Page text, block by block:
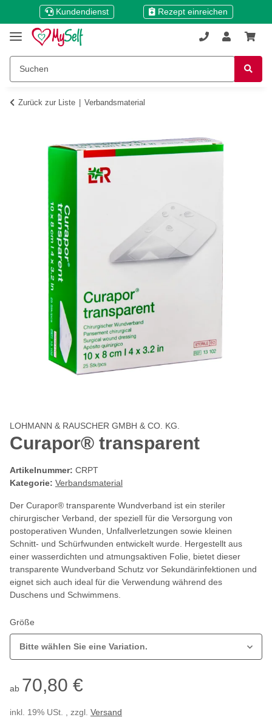
Kundendienst Rezept einreichen
Zurück zur Liste Verbandsmaterial
LOHMANN & RAUSCHER GMBH & CO. KG.
Curapor® transparent
Artikelnummer: CRPT
Kategorie: Verbandsmaterial
Der Curapor® transparente Wundverband ist ein steriler
chirurgischer Verband, der speziell für die Versorgung von
postoperativen Wunden, Unfallverletzungen sowie kleinen
Schnitt- und Schürfwunden entwickelt wurde. Hergestellt aus
einer wasserdichten und atmungsaktiven Folie, bietet dieser
transparente Wundverband Schutz vor Sekundärinfektionen und
eignet sich auch ideal für die Verwendung während des
Duschens und Schwimmens.
Größe
Bitte wählen Sie eine Variation.
ab 70,80 €
inkl. 19% USt. , zzgl. Versand